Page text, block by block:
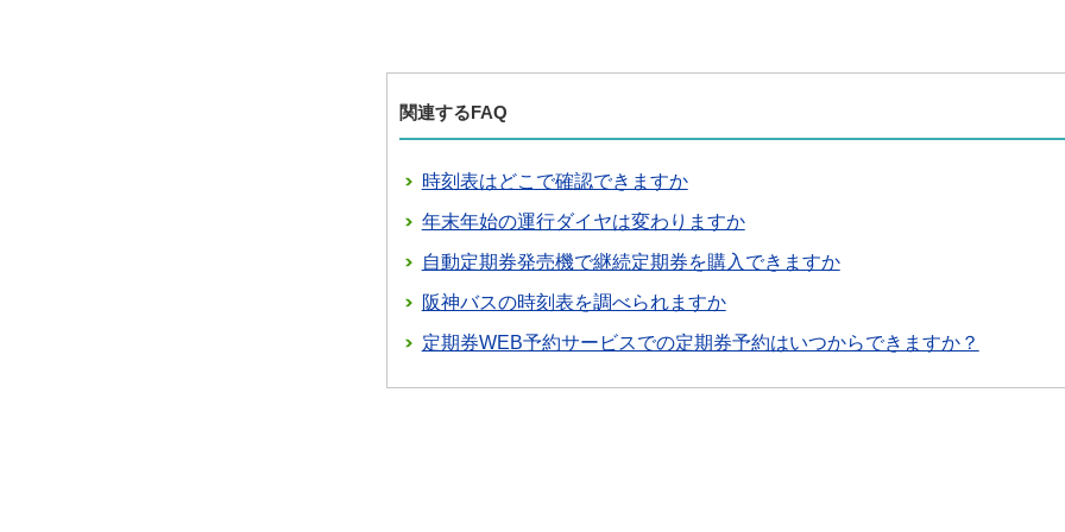
関連するFAQ
時刻表はどこで確認できますか
年末年始の運行ダイヤは変わりますか
自動定期券発売機で継続定期券を購入できますか
阪神バスの時刻表を調べられますか
定期券WEB予約サービスでの定期券予約はいつからできますか？